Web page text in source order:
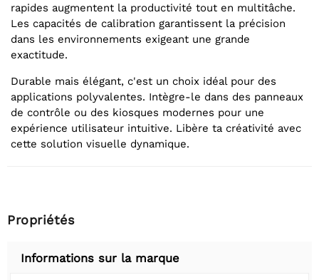
rapides augmentent la productivité tout en multitâche.
Les capacités de calibration garantissent la précision
dans les environnements exigeant une grande
exactitude.
Durable mais élégant, c'est un choix idéal pour des
applications polyvalentes. Intègre-le dans des panneaux
de contrôle ou des kiosques modernes pour une
expérience utilisateur intuitive. Libère ta créativité avec
cette solution visuelle dynamique.
Propriétés
Informations sur la marque